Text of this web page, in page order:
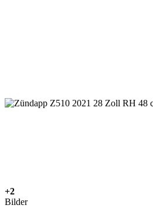
+2
Bilder